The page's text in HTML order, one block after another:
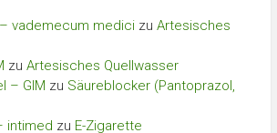
vademecum medicizu Artesisches
zu Artesisches Quellwasser
– GIM zu Säureblocker (Pantoprazol,
intimed zu E-Zigarette